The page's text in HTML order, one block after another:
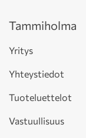
Tammiholma
Yritys
Yhteystiedot
Tuoteluettelot
Vastuullisuus